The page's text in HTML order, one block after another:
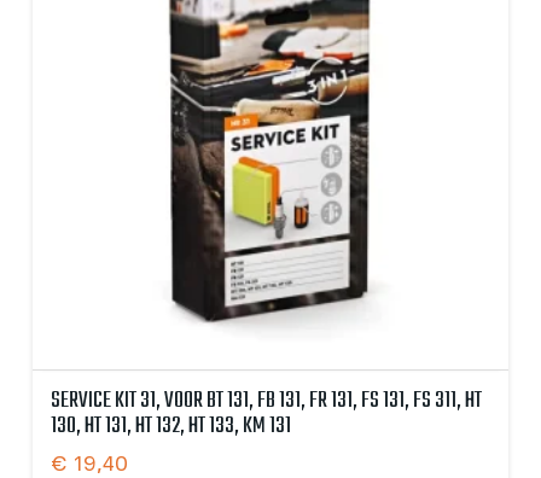
SERVICE KIT 31, VOOR BT 131, FB 131, FR 131, FS 131, FS 311, HT
130, HT 131, HT 132, HT 133, KM 131
€ 19,40